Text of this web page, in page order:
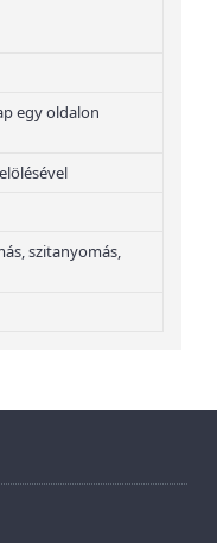
egy oldalon
szitanyomás,